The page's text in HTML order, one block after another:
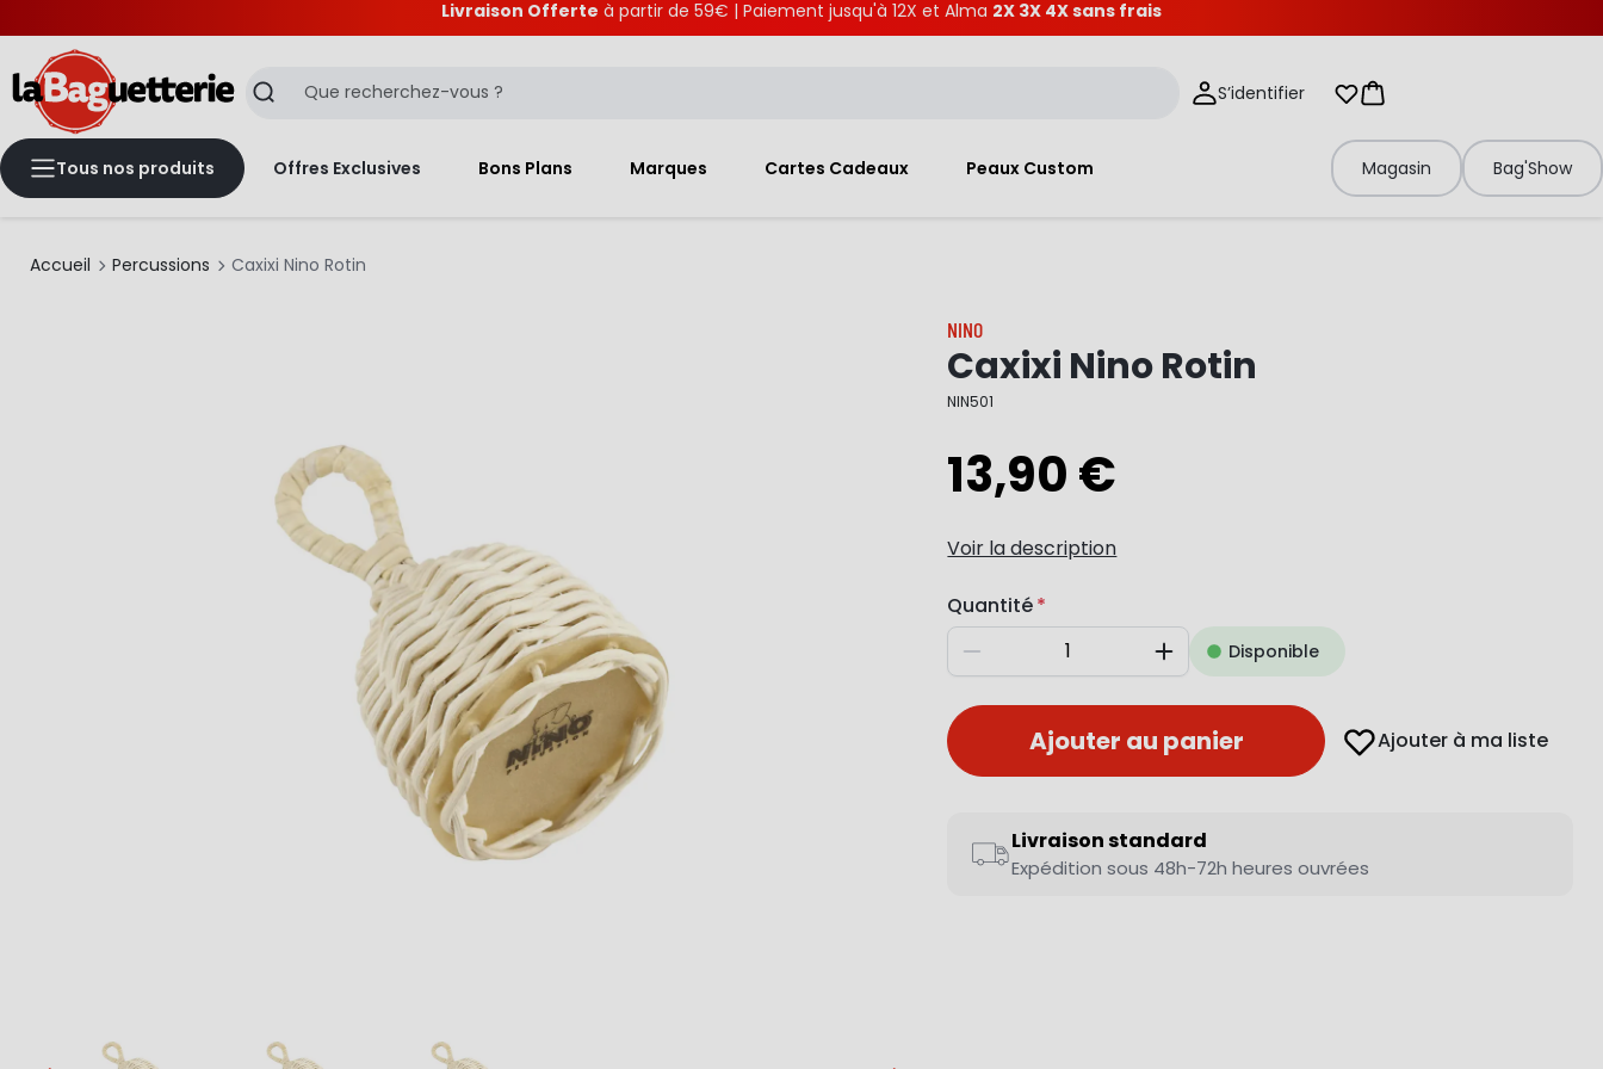
Livraison Offerte à partir de 59€ | Paiement jusqu'à 12X et Alma 2X 3X 4X sans frais
Recherche S’identifier Mes listes d'envies
Panier
Tous nos produits Offres Exclusives Bons Plans Marques Cartes Cadeaux Peaux Custom Magasin Bag'Show
Accueil Percussions Caxixi Nino Rotin
NINO
Caxixi Nino Rotin
NIN501
13,90 €
Voir la description
Quantité
Diminuer AugmenterDisponible
Ajouter au panier Ajouter à ma liste
Livraison standard
Expédition sous 48h-72h heures ouvrées